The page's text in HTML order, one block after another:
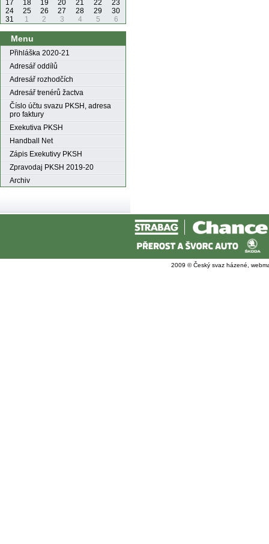
17
18 19 20 21 22
23
24
25 26 27 28 29
30
31
1 2 3 4 5 6
Menu
Přihláška 2020-21
Adresář oddílů
Adresář rozhodčích
Adresář trenérů žactva
Číslo účtu svazu PKSH, adresa
pro faktury
Exekutiva PKSH
Handball Net
Zápis Exekutivy PKSH
Zpravodaj PKSH 2019-20
Archiv
2009 © Český svaz házené,